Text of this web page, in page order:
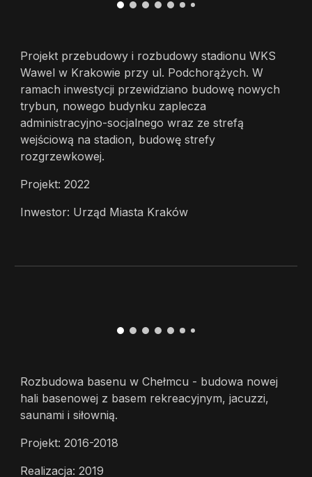
Projekt przebudowy i rozbudowy stadionu WKS
Wawel w Krakowie przy ul. Podchorążych. W
ramach inwestycji przewidziano budowę nowych
trybun, nowego budynku zaplecza
administracyjno-socjalnego wraz ze strefą
wejściową na stadion, budowę strefy
rozgrzewkowej.
Projekt: 2022
Inwestor: Urząd Miasta Kraków
Rozbudowa basenu w Chełmcu - budowa nowej
hali basenowej z basem rekreacyjnym, jacuzzi,
saunami i siłownią.
Projekt: 2016-2018
Realizacja: 2019